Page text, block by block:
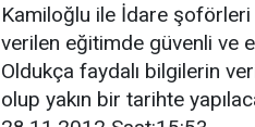
Kamiloğlu ile İdare şoförleri
verilen eğitimde güvenli ve
Oldukça faydalı bilgilerin
olup yakın bir tarihte